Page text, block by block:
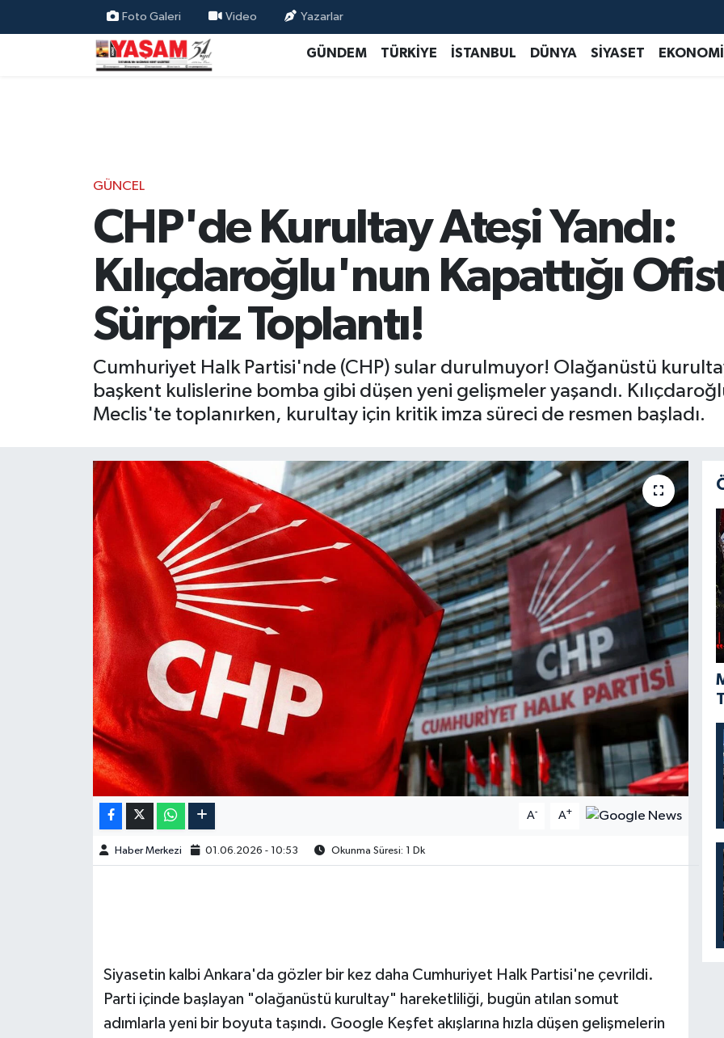
Foto Galeri Video Yazarlar
GÜNDEM TÜRKİYE İSTANBUL DÜNYA SİYASET EKONOMİ
GÜNCEL
CHP'de Kurultay Ateşi Yandı:
Kılıçdaroğlu'nun Kapattığı
Sürpriz Toplantı!
Cumhuriyet Halk Partisi'nde (CHP) sular durulmuyor! Olağanüstü
başkent kulislerine bomba gibi düşen yeni gelişmeler yaşandı.
Meclis'te toplanırken, kurultay için kritik imza süreci de resmen başladı.
A- A+
Haber Merkezi 01.06.2026 - 10:53 Okunma Süresi: 1 Dk
Siyasetin kalbi Ankara'da gözler bir kez daha Cumhuriyet Halk Partisi'ne çevrildi.
Parti içinde başlayan "olağanüstü kurultay" hareketliliği, bugün atılan somut
adımlarla yeni bir boyuta taşındı. Google Keşfet akışlarına hızla düşen gelişmelerin